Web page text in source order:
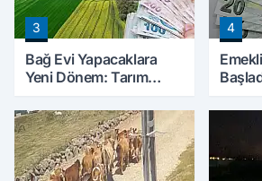
3
Bağ Evi Yapacaklara
Yeni Dönem: Tarım
Şartları Değişti
4